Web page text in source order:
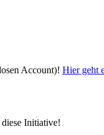
Account)! Hier geht
Initiative!